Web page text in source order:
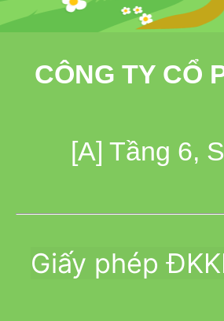
CÔNG TY CỔ
[A] Tầng 6,
Giấy phép